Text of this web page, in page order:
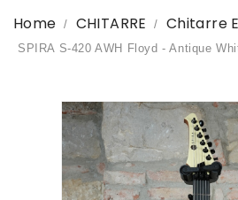
Home CHITARRE Chitarre
SPIRA S-420 AWH Floyd - Antique